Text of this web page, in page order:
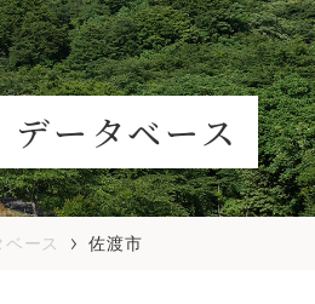
データベース
ース 佐渡市